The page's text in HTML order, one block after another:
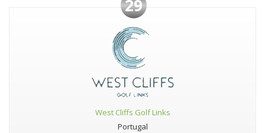
29
West Cliffs Golf Links
Portugal